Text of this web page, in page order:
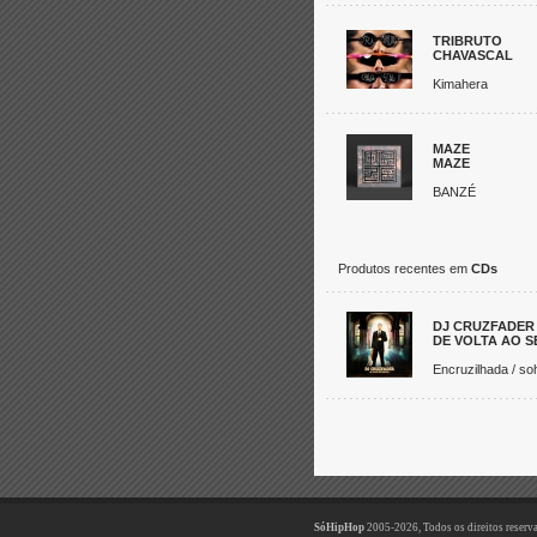
TRIBRUTO
CHAVASCAL
Kimahera
MAZE
MAZE
BANZÉ
Produtos recentes em CDs
DJ CRUZFADER
DE VOLTA AO
Encruzilhada /
SóHipHop 2005-2026, Todos os direitos